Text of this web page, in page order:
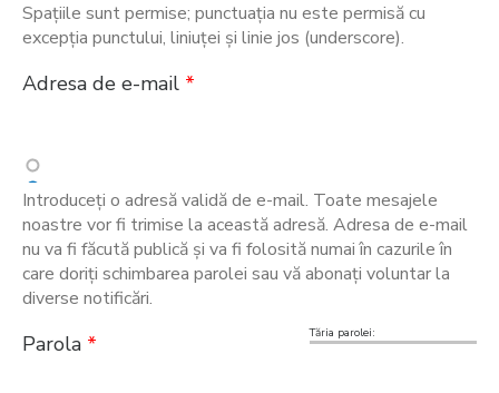
Spaţiile sunt permise; punctuaţia nu este permisă cu
excepţia punctului, liniuţei şi linie jos (underscore).
Adresa de e-mail *
Introduceţi o adresă validă de e-mail. Toate mesajele
noastre vor fi trimise la această adresă. Adresa de e-mail
nu va fi făcută publică şi va fi folosită numai în cazurile în
care doriţi schimbarea parolei sau vă abonaţi voluntar la
diverse notificări.
Tăria parolei:
Parola *